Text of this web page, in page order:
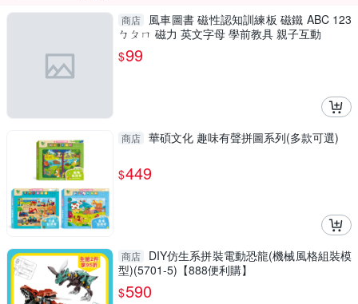
商店
風車圖書 磁性認知訓練板 磁鐵 ABC 123
ㄅㄆㄇ 磁力 英文字母 學前教具 親子互動
$99
商店 華碩文化 趣味有聲拼圖系列(多款可選)
$449
商店
DIY仿生系拼裝電動恐龍(機械風格組裝模
型)(5701-5)【888便利購】
$590